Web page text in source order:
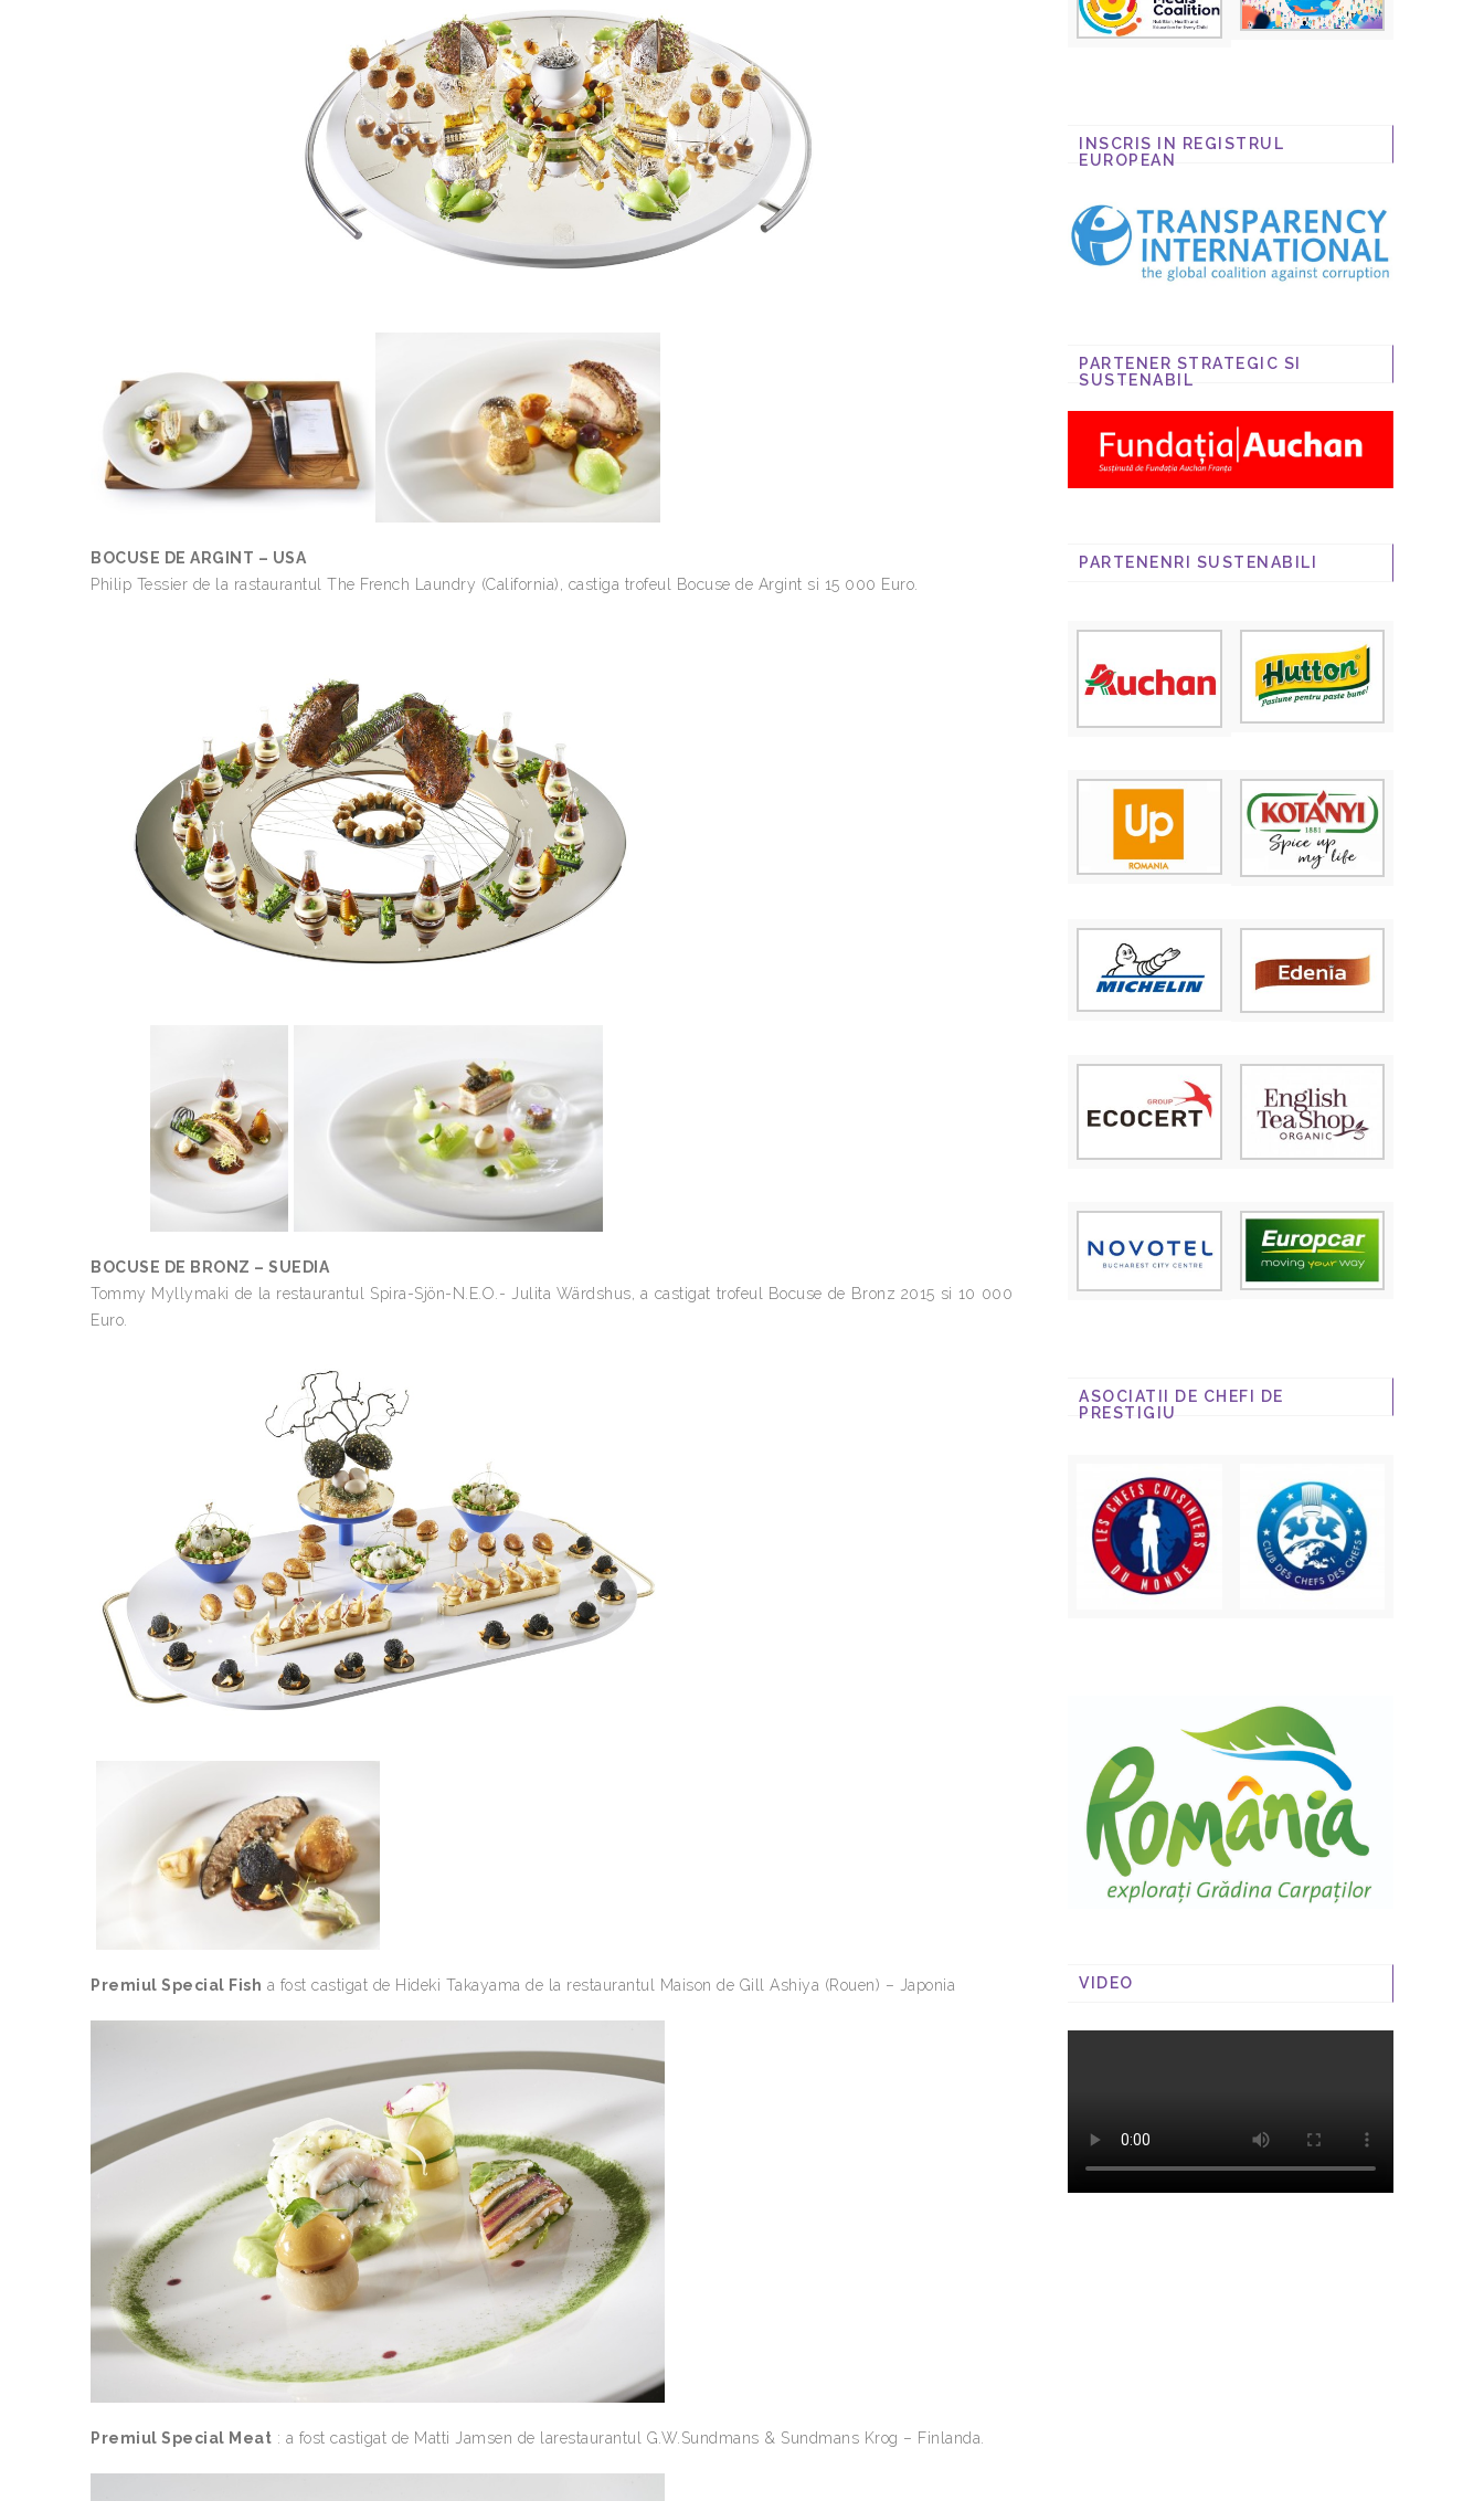
BOCUSE DE ARGINT – USA
Philip Tessier de la rastaurantul The French Laundry (California), castiga trofeul Bocuse de Argint si 15 000 Euro.
BOCUSE DE BRONZ – SUEDIA
Tommy Myllymaki de la restaurantul Spira-Sjön-N.E.O.- Julita Wärdshus, a castigat trofeul Bocuse de Bronz 2015 si 10 000
Euro.
Premiul Special Fish a fost castigat de Hideki Takayama de la restaurantul Maison de Gill Ashiya (Rouen) – Japonia
Premiul Special Meat : a fost castigat de Matti Jamsen de larestaurantul G.W.Sundmans & Sundmans Krog – Finlanda.
INSCRIS IN REGISTRUL
EUROPEAN
PARTENER STRATEGIC SI
SUSTENABIL
PARTENENRI SUSTENABILI
ASOCIATII DE CHEFI DE
PRESTIGIU
VIDEO